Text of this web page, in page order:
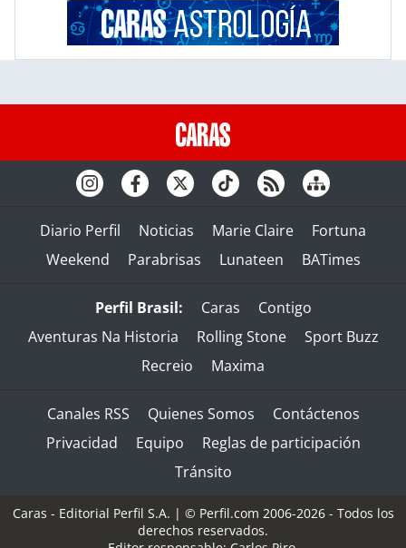
Diario Perfil Noticias Marie Claire
Fortuna
Weekend
Parabrisas Lunateen BATimes
Perfil Brasil: Caras
Contigo
Aventuras Na Historia
Rolling Stone
Sport Buzz
Recreio
Maxima
Canales RSS Quienes Somos
Contáctenos
Privacidad
Equipo
Reglas de participación
Tránsito
Caras - Editorial Perfil S.A. | © Perfil.com 2006-2026 - Todos los
derechos reservados.